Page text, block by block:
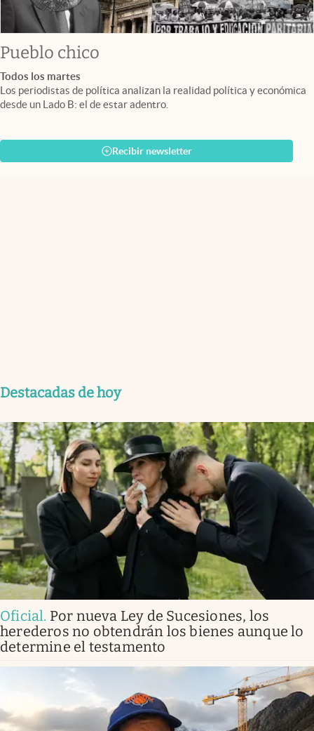
Pueblo chico
Todos los martes
Los periodistas de política analizan la realidad política y económica
desde un Lado B: el de estar adentro.
Recibir newsletter
Destacadas de hoy
Oficial. Por nueva Ley de Sucesiones, los
herederos no obtendrán los bienes aunque lo
determine el testamento